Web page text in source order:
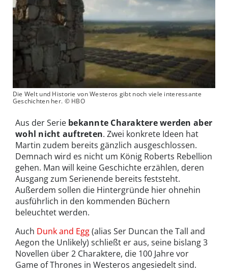
Die Welt und Historie von Westeros gibt noch viele interessante
Geschichten her. © HBO
Aus der Serie bekannte Charaktere werden aber
wohl nicht auftreten. Zwei konkrete Ideen hat
Martin zudem bereits gänzlich ausgeschlossen.
Demnach wird es nicht um König Roberts Rebellion
gehen. Man will keine Geschichte erzählen, deren
Ausgang zum Serienende bereits feststeht.
Außerdem sollen die Hintergründe hier ohnehin
ausführlich in den kommenden Büchern
beleuchtet werden.
Auch Dunk and Egg(alias Ser Duncan the Tall and
Aegon the Unlikely) schließt er aus, seine bislang 3
Novellen über 2 Charaktere, die 100 Jahre vor
Game of Thrones in Westeros angesiedelt sind.